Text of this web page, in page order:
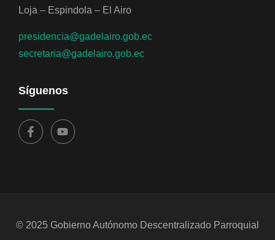
Loja – Espindola – El Airo
presidencia@gadelairo.gob.ec
secretaria@gadelairo.gob.ec
Síguenos
© 2025 Gobierno Autónomo Descentralizado Parroquial